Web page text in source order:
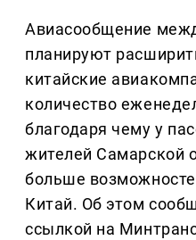
Авиасообщение
планируют
китайские
количество
благодаря чему у
жителей Самарской
больше
Китай. Об этом
ссылкой на